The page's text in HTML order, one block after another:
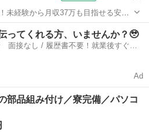
未経験から月収37万も目指せる安定
リエイトは、製造・物流分野に特化
ってくれる方、いませんか？🥹
面接なし / 履歴書不要！就業後すぐに
Ad
部品組み付け／寮完備／パソコ